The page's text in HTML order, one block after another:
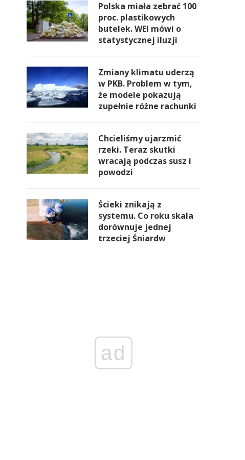
Polska miała zebrać 100
proc. plastikowych
butelek. WEI mówi o
statystycznej iluzji
Zmiany klimatu uderzą
w PKB. Problem w tym,
że modele pokazują
zupełnie różne rachunki
Chcieliśmy ujarzmić
rzeki. Teraz skutki
wracają podczas susz i
powodzi
Ścieki znikają z
systemu. Co roku skala
dorównuje jednej
trzeciej Śniardw
ad